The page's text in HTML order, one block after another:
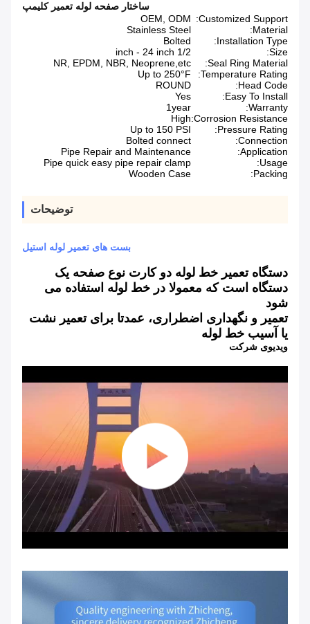
ساختار صفحه لوله تعمیر کلیمپ
Customized Support:
OEM, ODM
Material:
Stainless Steel
Installation Type:
Bolted
Size:
1/2 inch - 24 inch
Seal Ring Material:
NR, EPDM, NBR, Neoprene,etc
Temperature Rating:
Up to 250°F
Head Code:
ROUND
Easy To Install:
Yes
Warranty:
1year
Corrosion Resistance:
High
Pressure Rating:
Up to 150 PSI
Connection:
Bolted connect
Application:
Pipe Repair and Maintenance
Usage:
Pipe quick easy pipe repair clamp
Packing:
Wooden Case
توضیحات
بست های تعمیر لوله استیل
دستگاه تعمیر خط لوله دو کارت نوع صفحه یک
دستگاه است که معمولا در خط لوله استفاده می
شود
تعمیر و نگهداری اضطراری، عمدتا برای تعمیر نشت
یا آسیب خط لوله
ویدیوی شرکت